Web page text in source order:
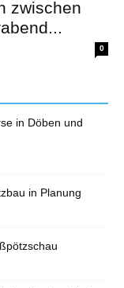
zwischen
0
in Döben und
in Planung